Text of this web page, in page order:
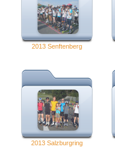
2013 Senftenberg
2013 Salzburgring